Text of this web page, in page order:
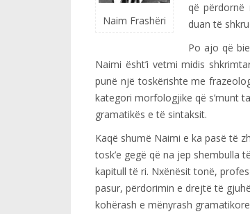
Naim Frashëri
që
duan të
Po ajo që
Naimi ësht’i vetmi midis
punë një toskërishte me
kategori morfologjike që s’munt
gramatikës e të sintaksit.
Kaqë shumë Naimi e ka pasë të
tosk’e gegë që na jep shembulla
kapitull të ri. Nxënësit tonë,
pasur, përdorimin e drejtë të
kohërash e mënyrash